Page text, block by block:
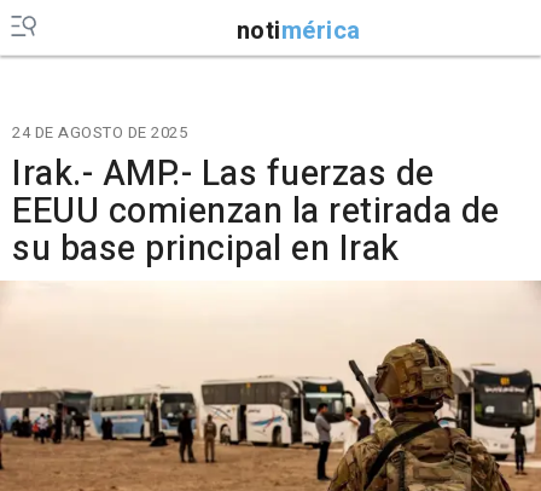
notimérica
24 DE AGOSTO DE 2025
Irak.- AMP.- Las fuerzas de
EEUU comienzan la retirada de
su base principal en Irak